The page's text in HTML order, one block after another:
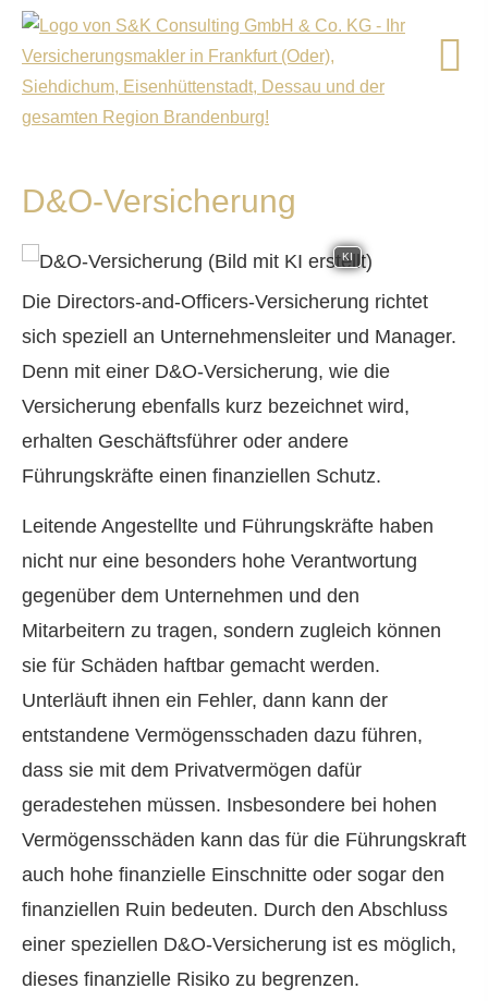
D&O-Versicherung
KI
Die Directors-and-Officers-Versicherung richtet
sich speziell an Unternehmensleiter und Manager.
Denn mit einer D&O-Versicherung, wie die
Versicherung ebenfalls kurz bezeichnet wird,
erhalten Geschäftsführer oder andere
Führungskräfte einen finanziellen Schutz.
Leitende Angestellte und Führungskräfte haben
nicht nur eine besonders hohe Verantwortung
gegenüber dem Unternehmen und den
Mitarbeitern zu tragen, sondern zugleich können
sie für Schäden haftbar gemacht werden.
Unterläuft ihnen ein Fehler, dann kann der
entstandene Vermögensschaden dazu führen,
dass sie mit dem Privatvermögen dafür
geradestehen müssen. Insbesondere bei hohen
Vermögensschäden kann das für die Führungskraft
auch hohe finanzielle Einschnitte oder sogar den
finanziellen Ruin bedeuten. Durch den Abschluss
einer speziellen D&O-Versicherung ist es möglich,
dieses finanzielle Risiko zu begrenzen.